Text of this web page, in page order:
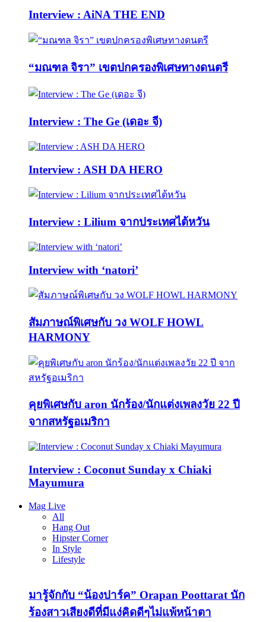
Interview : AiNA THE END
“มณฑล จิรา” เขตปกครองพิเศษทางดนตรี
Interview : The Ge (เดอะ จี)
Interview : ASH DA HERO
Interview : Lilium จากประเทศไต้หวัน
Interview with ‘natori’
สัมภาษณ์พิเศษกับ วง WOLF HOWL
HARMONY
คุยพิเศษกับ aron นักร้อง/นักแต่งเพลงวัย 22 ปี
จากสหรัฐอเมริกา
Interview : Coconut Sunday x Chiaki
Mayumura
Mag Live
All
Hang Out
Hipster Corner
In Style
Lifestyle
มารู้จักกับ “น้องปาร์ค” Orapan Poottarat นัก
ร้องสาวเสียงดีที่มีแง่คิดดีๆไม่แพ้หน้าตา